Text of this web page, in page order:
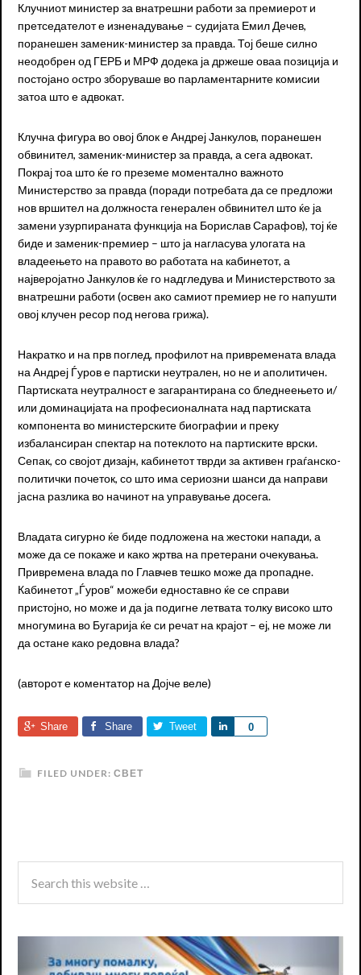
Клучниот министер за внатрешни работи за премиерот и
претседателот е изненадување – судијата Емил Дечев,
поранешен заменик-министер за правда. Тој беше силно
неодобрен од ГЕРБ и МРФ додека ја држеше оваа позиција и
постојано остро зборуваше во парламентарните комисии
затоа што е адвокат.
Клучна фигура во овој блок е Андреј Јанкулов, поранешен
обвинител, заменик-министер за правда, а сега адвокат.
Покрај тоа што ќе го преземе моментално важното
Министерство за правда (поради потребата да се предложи
нов вршител на должноста генерален обвинител што ќе ја
замени узурпираната функција на Борислав Сарафов), тој ќе
биде и заменик-премиер – што ја нагласува улогата на
владеењето на правото во работата на кабинетот, а
најверојатно Јанкулов ќе го надгледува и Министерството за
внатрешни работи (освен ако самиот премиер не го напушти
овој клучен ресор под негова грижа).
Накратко и на прв поглед, профилот на привремената влада
на Андреј Ѓуров е партиски неутрален, но не и аполитичен.
Партиската неутралност е загарантирана со бледнеењето и/
или доминацијата на професионалната над партиската
компонента во министерските биографии и преку
избалансиран спектар на потеклото на партиските врски.
Сепак, со својот дизајн, кабинетот тврди за активен граѓанско-
политички почеток, со што има сериозни шанси да направи
јасна разлика во начинот на управување досега.
Владата сигурно ќе биде подложена на жестоки напади, а
може да се покаже и како жртва на претерани очекувања.
Привремена влада по Главчев тешко може да пропадне.
Кабинетот „Ѓуров“ можеби едноставно ќе се справи
пристојно, но може и да ја подигне летвата толку високо што
многумина во Бугарија ќе си речат на крајот – еј, не може ли
да остане како редовна влада?
(авторот е коментатор на Дојче веле)
Share Share Tweet 0
Share
FILED UNDER: СВЕТ